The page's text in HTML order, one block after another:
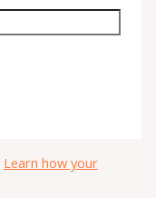
Learn how your